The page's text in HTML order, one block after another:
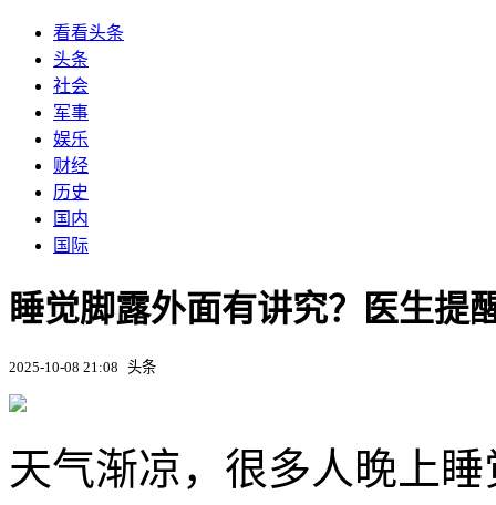
看看头条
头条
社会
军事
娱乐
财经
历史
国内
国际
睡觉脚露外面有讲究？医生提
2025-10-08 21:08 头条
天气渐凉，很多人晚上